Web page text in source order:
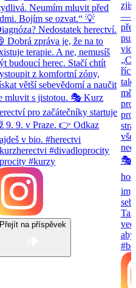
Přejít na příspěvek